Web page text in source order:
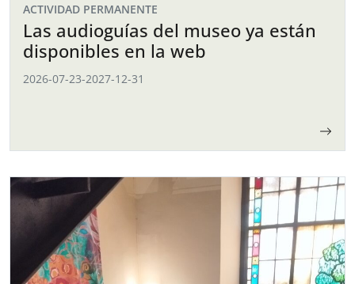
ACTIVIDAD PERMANENTE
Las audioguías del museo ya están
disponibles en la web
2026-07-23-2027-12-31